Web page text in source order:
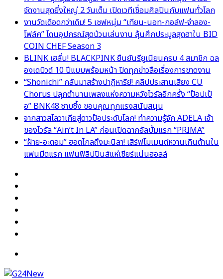
จัดงานสุดยิ่งใหญ่ 2 วันเต็ม เปิดเวทีเชื่อมศิลปินกับแฟนทั่วโลก
งานวัดเดือดกว่าเดิม! 5 เชฟหนุ่ม “เทียน-นอท-กอล์ฟ-จำลอง-
โฟล์ค” โดนอุปกรณ์สุดป่วนเล่นงาน ลุ้นศึกประมูลสุดฮาใน BID
COIN CHEF Season 3
BLINK เฮลั่น! BLACKPINK ยืนยันรียูเนียนครบ 4 สมาชิก ฉล
องเดบิวต์ 10 ปีแบบพร้อมหน้า ปิดทุกข่าวลือเรื่องการขาดงาน
“Shonichi” กลับมาสร้างปาฏิหาริย์! คลิปประสานเสียง CU
Chorus ปลุกตำนานเพลงแห่งความหวังไวรัลอีกครั้ง “ป๊อปเป้
อ” BNK48 ซาบซึ้ง ขอบคุณทุกแรงสนับสนุน
จากสาวสโลวาเกียสู่ดาวป๊อประดับโลก! ทำความรู้จัก ADELA เจ้า
ของไวรัล “Ain’t In LA” ก่อนเปิดฉากอัลบั้มแรก “PRIMA”
“ฝ้าย-อะตอม” ฮอตไกลถึงมะนิลา! เสิร์ฟโมเมนต์หวานเกินต้านใน
แฟนมีตแรก แฟนฟิลิปปินส์แห่เชียร์แน่นฮอลล์